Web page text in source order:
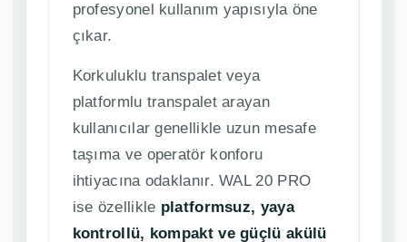
profesyonel kullanım yapısıyla öne
çıkar.
Korkuluklu transpalet veya
platformlu transpalet arayan
kullanıcılar genellikle uzun mesafe
taşıma ve operatör konforu
ihtiyacına odaklanır. WAL 20 PRO
ise özellikle platformsuz, yaya
kontrollü, kompakt ve güçlü akülü